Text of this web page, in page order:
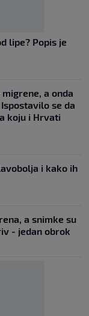
lipe? Popis je
a onda
se da
koju i Hrvati
i kako ih
a snimke su
- jedan obrok